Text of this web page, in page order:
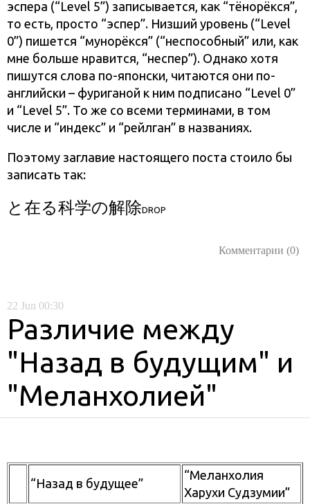
эспера (“Level 5”) записывается, как “тёнорёкся”,
то есть, просто “эспер”. Низший уровень (“Level
0”) пишется “мунорёкся” (“неспособный” или, как
мне больше нравится, “неспер”). Однако хотя
пишутся слова по-японски, читаются они по-
английски – фуриганой к ним подписано “Level 0”
и “Level 5”. То же со всеми терминами, в том
числе и “индекс” и “рейлган” в названиях.
Поэтому заглавие настоящего поста стоило бы
записать так:
と在る科学の解除DROP
Комментарии (0)
22 Jun 00:30
Различие между
"Назад в будущим" и
"Меланхолией"
“Назад в будущее”
“Меланхолия
Харухи Судзумии”